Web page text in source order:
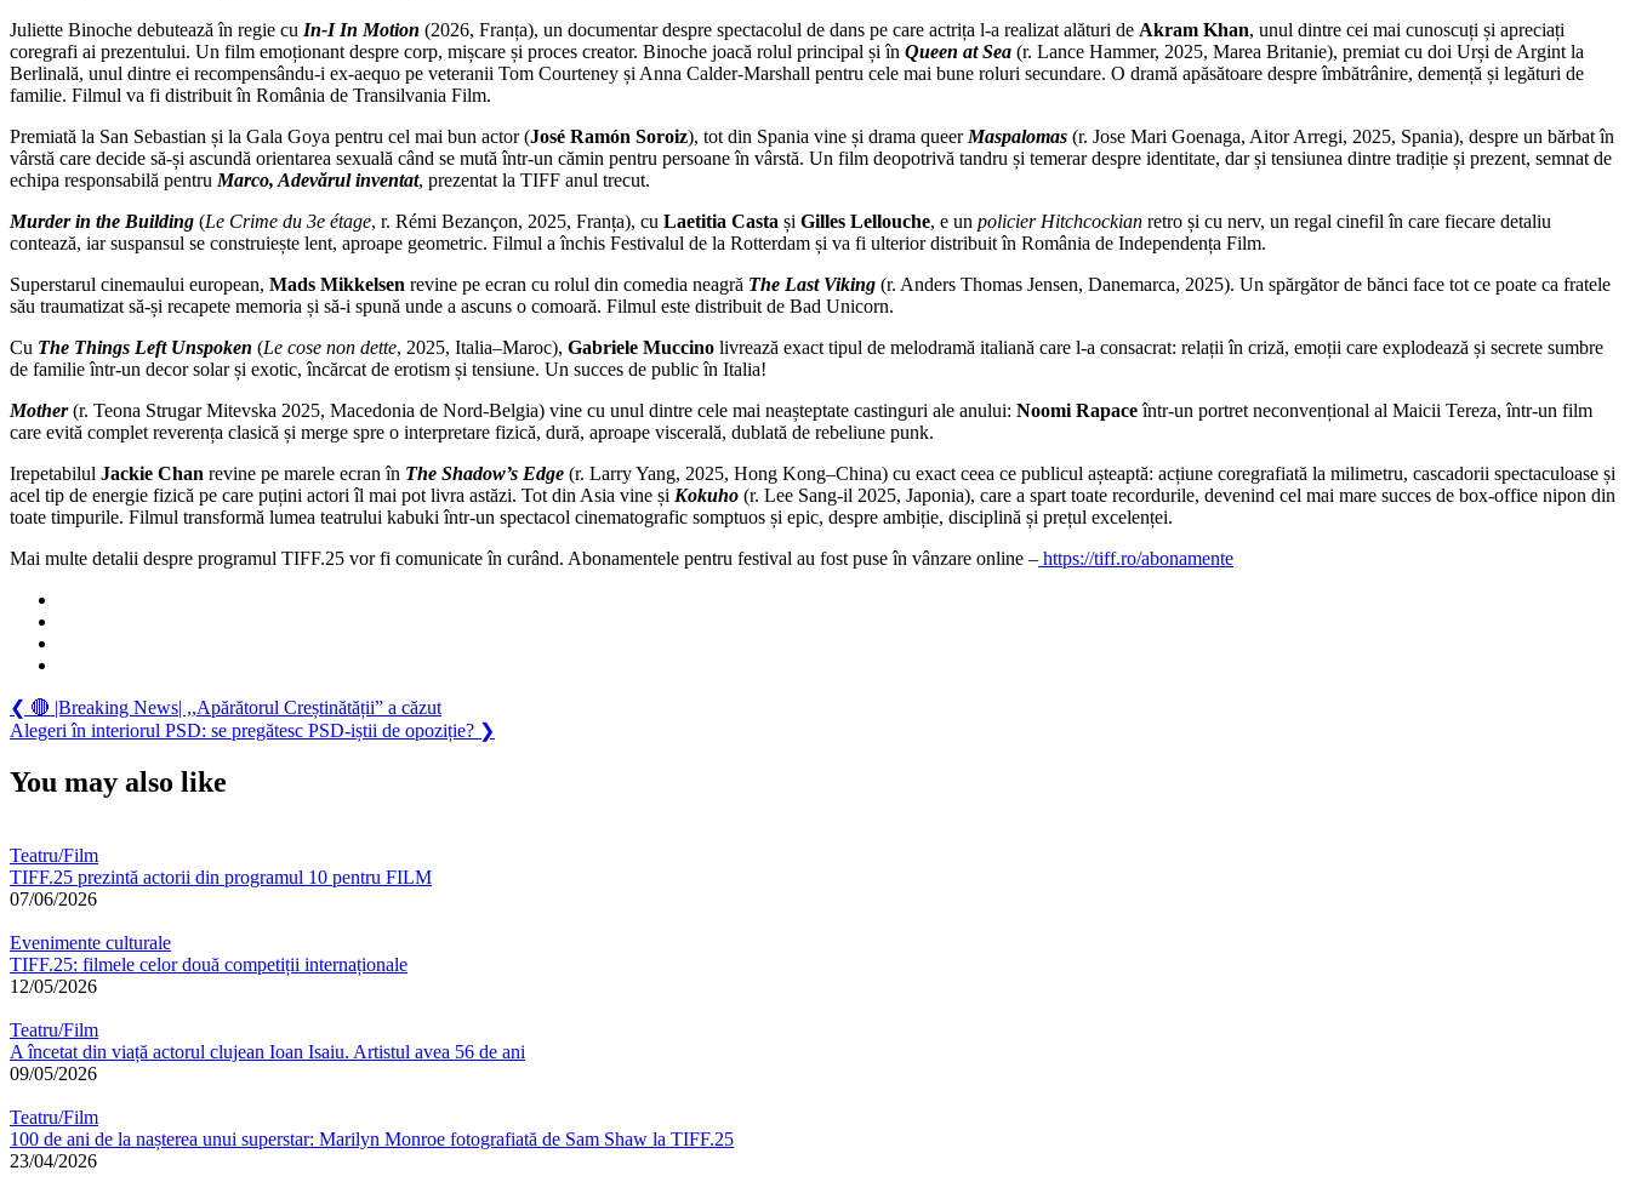
Juliette Binoche debutează în regie cu In-I In Motion (2026, Franța), un documentar despre spectacolul de dans pe care actrița l-a realizat alături de Akram Khan, unul dintre cei mai cunoscuți și apreciați
coregrafi ai prezentului. Un film emoționant despre corp, mișcare și proces creator. Binoche joacă rolul principal și în Queen at Sea (r. Lance Hammer, 2025, Marea Britanie), premiat cu doi Urși de Argint la
Berlinală, unul dintre ei recompensându-i ex-aequo pe veteranii Tom Courteney și Anna Calder-Marshall pentru cele mai bune roluri secundare. O dramă apăsătoare despre îmbătrânire, demență și legături de
familie. Filmul va fi distribuit în România de Transilvania Film.
Premiată la San Sebastian și la Gala Goya pentru cel mai bun actor (José Ramón Soroiz), tot din Spania vine și drama queer Maspalomas (r. Jose Mari Goenaga, Aitor Arregi, 2025, Spania), despre un bărbat în
vârstă care decide să-și ascundă orientarea sexuală când se mută într-un cămin pentru persoane în vârstă. Un film deopotrivă tandru și temerar despre identitate, dar și tensiunea dintre tradiție și prezent, semnat de
echipa responsabilă pentru Marco, Adevărul inventat, prezentat la TIFF anul trecut.
Murder in the Building (Le Crime du 3e étage, r. Rémi Bezançon, 2025, Franța), cu Laetitia Casta și Gilles Lellouche, e un policier Hitchcockian retro și cu nerv, un regal cinefil în care fiecare detaliu
contează, iar suspansul se construiește lent, aproape geometric. Filmul a închis Festivalul de la Rotterdam și va fi ulterior distribuit în România de Independența Film.
Superstarul cinemaului european, Mads Mikkelsen revine pe ecran cu rolul din comedia neagră The Last Viking (r. Anders Thomas Jensen, Danemarca, 2025). Un spărgător de bănci face tot ce poate ca fratele
său traumatizat să-și recapete memoria și să-i spună unde a ascuns o comoară. Filmul este distribuit de Bad Unicorn.
Cu The Things Left Unspoken (Le cose non dette, 2025, Italia–Maroc), Gabriele Muccino livrează exact tipul de melodramă italiană care l-a consacrat: relații în criză, emoții care explodează și secrete sumbre
de familie într-un decor solar și exotic, încărcat de erotism și tensiune. Un succes de public în Italia!
Mother(r. Teona Strugar Mitevska 2025, Macedonia de Nord-Belgia) vine cu unul dintre cele mai neașteptate castinguri ale anului: Noomi Rapaceîntr-un portret neconvențional al Maicii Tereza, într-un film
care evită complet reverența clasică și merge spre o interpretare fizică, dură, aproape viscerală, dublată de rebeliune punk.
Irepetabilul Jackie Chan revine pe marele ecran în The Shadow’s Edge (r. Larry Yang, 2025, Hong Kong–China) cu exact ceea ce publicul așteaptă: acțiune coregrafiată la milimetru, cascadorii spectaculoase și
acel tip de energie fizică pe care puțini actori îl mai pot livra astăzi. Tot din Asia vine și Kokuho (r. Lee Sang-il 2025, Japonia), care a spart toate recordurile, devenind cel mai mare succes de box-office nipon din
toate timpurile. Filmul transformă lumea teatrului kabuki într-un spectacol cinematografic somptuos și epic, despre ambiție, disciplină și prețul excelenței.
Mai multe detalii despre programul TIFF.25 vor fi comunicate în curând. Abonamentele pentru festival au fost puse în vânzare online – https://tiff.ro/abonamente
Navigare
în
articole
❮ Previous
Post:
🔴 |Breaking News| ,,Apărătorul Creștinătății” a căzut
Next
Alegeri în interiorul PSD: se pregătesc PSD-iștii de opoziție? ❯
You may also like
Teatru/Film
TIFF.25 prezintă actorii din programul 10 pentru FILM
07/06/2026
Evenimente culturale
TIFF.25: filmele celor două competiții internaționale
12/05/2026
Teatru/Film
A încetat din viață actorul clujean Ioan Isaiu. Artistul avea 56 de ani
09/05/2026
Teatru/Film
100 de ani de la nașterea unui superstar: Marilyn Monroe fotografiată de Sam Shaw la TIFF.25
23/04/2026